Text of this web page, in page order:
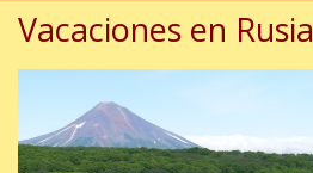
Vacaciones en Rusia